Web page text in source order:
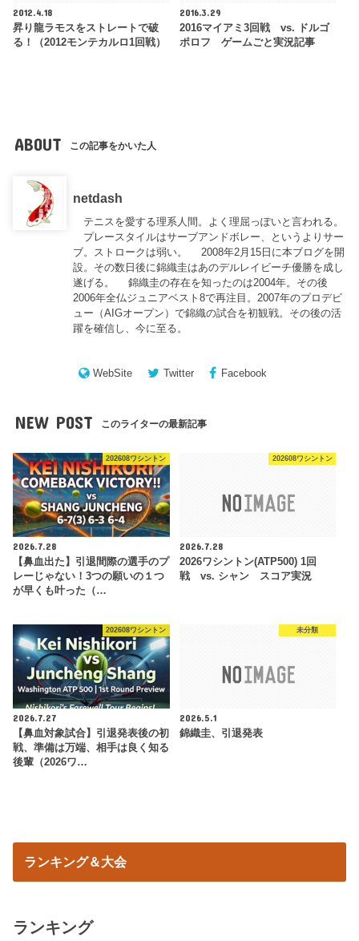
2012.4.18
昇り龍ラモスをストレートで破
る！（2012モンテカルロ1回戦）
2016.3.29
2016マイアミ3回戦 vs. ドルゴ
ポロフ ゲームごと実況記事
ABOUT この記事をかいた人
netdash
テニスを愛する理系人間。よく理屈っぽいと言われる。
プレースタイルはサーブアンドボレー、というよりサー
ブ。ストロークは弱い。 2008年2月15日に本ブログを開
設。その数日後に錦織圭はあのデルレイビーチ優勝を成し
遂げる。 錦織圭の存在を知ったのは2004年。その後
2006年全仏ジュニアベスト8で再注目。2007年のプロデビ
ュー（AIGオープン）で錦織の試合を初観戦。その後の活
躍を確信し、今に至る。
WebSite Twitter Facebook
NEW POST このライターの最新記事
202608ワシントン
2026.7.28
【鼻血出た】引退間際の選手のプ
レーじゃない！3つの願いの１つ
が早くも叶った（…
202608ワシントン
2026.7.28
2026ワシントン(ATP500) 1回
戦 vs. シャン スコア実況
202608ワシントン
2026.7.27
【鼻血対象試合】引退発表後の初
戦、準備は万端、相手は良く知る
後輩（2026ワ…
未分類
2026.5.1
錦織圭、引退発表
ランキング＆大会
ランキング